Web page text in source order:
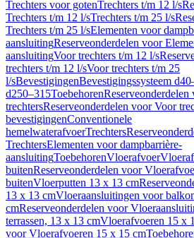
Trechters voor gotenTrechters t/m 12 l/s
Trechters t/m 12 l/sTrechters t/m 25 l/s
Trechters t/m 25 l/sElementen voor
aansluitingReserveonderdelen voor
aansluitingVoor trechters t/m 12 l/s
trechters t/m 12 l/sVoor trechters t/m 25
l/sBevestigingenBevestigingssysteem
d250–315ToebehorenReserveonderdelen
trechtersReserveonderdelen voor Voor
bevestigingenConventionele
hemelwaterafvoerTrechters
TrechtersElementen voor dampbarrière-
aansluitingToebehorenVloerafvoer
buitenReserveonderdelen voor
buitenVloerputten 13 x 13 cm
13 x 13 cmVloeraansluitingen voor
cmReserveonderdelen voor
terrassen, 13 x 13 cmVloerafvoeren 15 x
voor Vloerafvoeren 15 x 15 cm